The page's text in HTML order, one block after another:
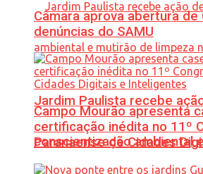
Jardim Paulista recebe
conscientização ambiental
Câmara aprova abertura de
denúncias do SAMU
Campo Mourão apresenta
certificação inédita no 11º
Paranaense de Cidades